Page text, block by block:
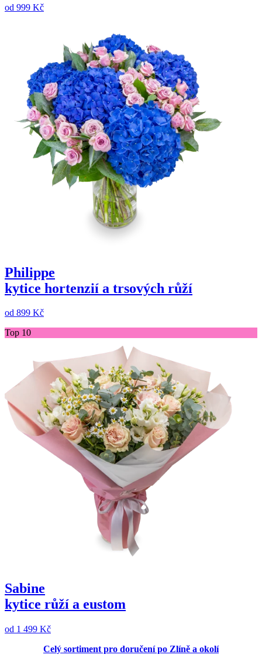
od 999 Kč
Philippe
kytice hortenzií a trsových růží
od 899 Kč
Top 10
Sabine
kytice růží a eustom
od 1 499 Kč
Celý sortiment pro doručení po Zlíně a okolí